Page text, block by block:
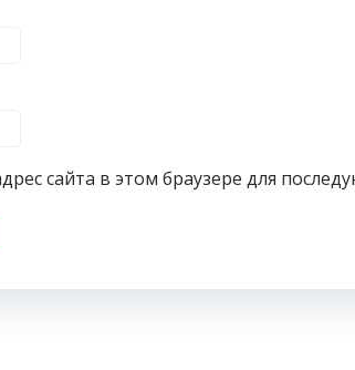
сайта в этом браузере для